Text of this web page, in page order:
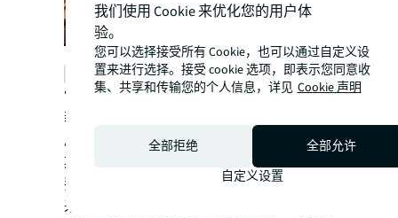
chevron_left chevron_right
“城中村”是城市快速发展中推进城市有机更
新的着力点，承载着改善民生、提升区域发
展的重要使命；而“城中村”存在改造项目周
期长、难度大、利益主体错综复杂、拆迁谈
判推进缓慢等共性问题。仲量联行认为，未
来“城中村”改造应与长期主义相适配，同时
我们使用 Cookie 来优化您的用户体
验。
您可以选择接受所有 Cookie，也可以通过自定义设
置来进行选择。接受 cookie 选项，即表示您同意收
集、共享和传输您的个人信息，详见 Cookie 声明
全部拒绝
全部允许
自定义设置